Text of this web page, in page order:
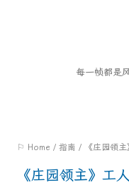
每一帧都是
⚐ Home / 指南 / 《庄园领主
《庄园领主》工